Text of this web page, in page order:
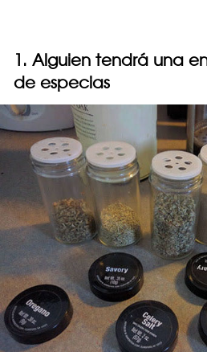
1. Alguien tendrá una
de especias